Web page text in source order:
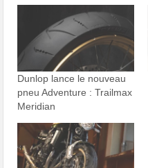
Dunlop lance le nouveau
pneu Adventure : Trailmax
Meridian